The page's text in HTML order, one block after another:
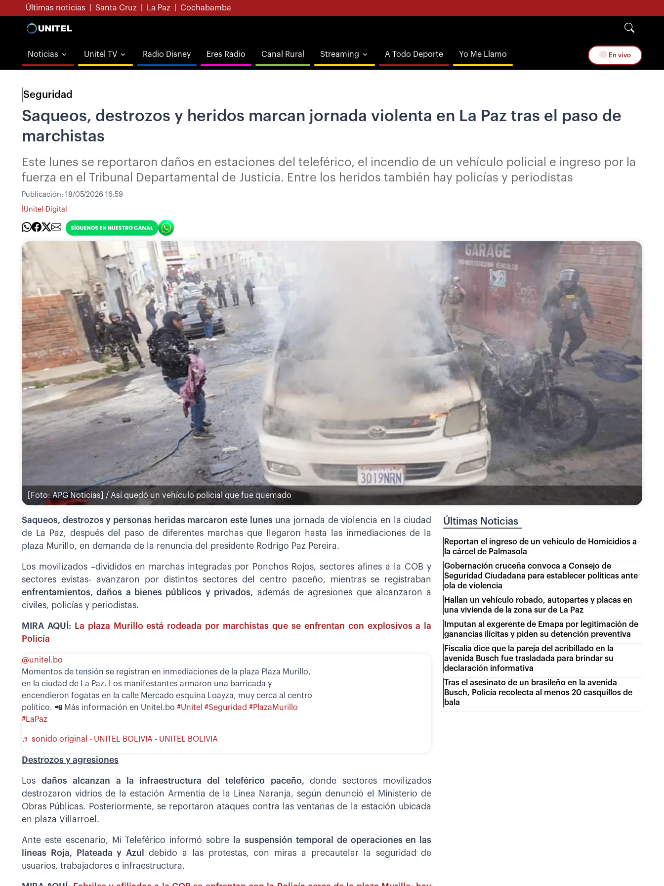
Últimas noticias Santa Cruz La Paz Cochabamba
Noticias Unitel TV Radio Disney Eres Radio Canal Rural Streaming A Todo Deporte Yo Me Llamo En vivo
Seguridad
Saqueos, destrozos y heridos marcan jornada violenta en La Paz tras el paso de
marchistas
Este lunes se reportaron daños en estaciones del teleférico, el incendio de un vehículo policial e ingreso por la
fuerza en el Tribunal Departamental de Justicia. Entre los heridos también hay policías y periodistas
Publicación: 18/05/2026 16:59
Unitel Digital
[Foto: APG Noticias] / Así quedó un vehículo policial que fue quemado
Saqueos, destrozos y personas heridas marcaron este lunes una jornada de violencia en la ciudad
de La Paz, después del paso de diferentes marchas que llegaron hasta las inmediaciones de la
plaza Murillo, en demanda de la renuncia del presidente Rodrigo Paz Pereira.
Los movilizados –divididos en marchas integradas por Ponchos Rojos, sectores afines a la COB y
sectores evistas- avanzaron por distintos sectores del centro paceño, mientras se registraban
enfrentamientos, daños a bienes públicos y privados, además de agresiones que alcanzaron a
civiles, policías y periodistas.
MIRA AQUÍ:
La plaza Murillo está rodeada por marchistas que se enfrentan con explosivos a la
Policía
@unitel.bo
Momentos de tensión se registran en inmediaciones de la plaza Plaza Murillo,
en la ciudad de La Paz. Los manifestantes armaron una barricada y
encendieron fogatas en la calle Mercado esquina Loayza, muy cerca al centro
político. 📲 Más información en Unitel.bo #Unitel #Seguridad #PlazaMurillo
#LaPaz
♬ sonido original - UNITEL BOLIVIA - UNITEL BOLIVIA
Destrozos y agresiones
Losdaños alcanzan a la infraestructura del teleférico paceño, donde sectores movilizados
destrozaron vidrios de la estación Armentia de la Línea Naranja, según denunció el Ministerio de
Obras Públicas. Posteriormente, se reportaron ataques contra las ventanas de la estación ubicada
en plaza Villarroel.
Ante este escenario, Mi Teleférico informó sobre la suspensión temporal de operaciones en las
líneas Roja, Plateada y Azuldebido a las protestas, con miras a precautelar la seguridad de
usuarios, trabajadores e infraestructura.
Últimas Noticias
Reportan el ingreso de un vehículo de Homicidios a
la cárcel de Palmasola
Gobernación cruceña convoca a Consejo de
Seguridad Ciudadana para establecer políticas ante
ola de violencia
Hallan un vehículo robado, autopartes y placas en
una vivienda de la zona sur de La Paz
Imputan al exgerente de Emapa por legitimación de
ganancias ilícitas y piden su detención preventiva
Fiscalía dice que la pareja del acribillado en la
avenida Busch fue trasladada para brindar su
declaración informativa
Tras el asesinato de un brasileño en la avenida
Busch, Policía recolecta al menos 20 casquillos de
bala